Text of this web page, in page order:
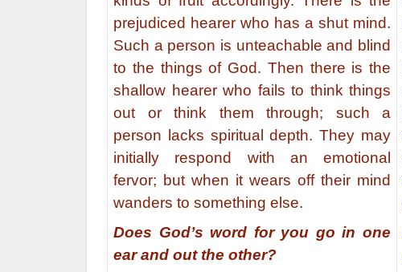
prejudiced hearer who has a shut mind.
Such a person is unteachable and blind
to the things of God. Then there is the
shallow hearer who fails to think things
out or think them through; such a
person lacks spiritual depth. They may
initially respond with an emotional
fervor; but when it wears off their mind
wanders to something else.
Does God’s word for you go in one
ear and out the other?